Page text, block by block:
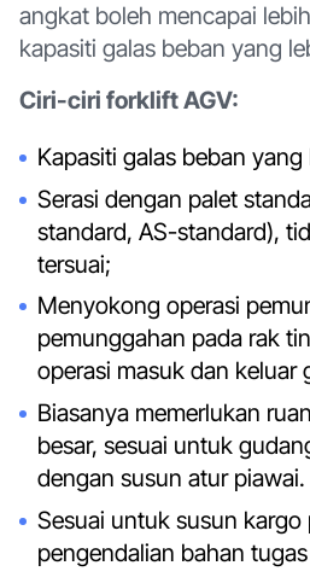
angkat boleh mencapai
kapasiti galas beban yang
Ciri-ciri forklift AGV:
Kapasiti galas beban yang
Serasi dengan palet
standard, AS-standard),
tersuai;
Menyokong operasi
pemunggahan pada rak
operasi masuk dan keluar
Biasanya memerlukan
besar, sesuai untuk
dengan susun atur piawai.
Sesuai untuk susun kargo
pengendalian bahan